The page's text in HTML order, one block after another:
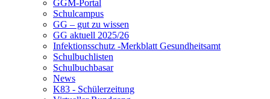
GGM-Portal
Schulcampus
GG – gut zu wissen
GG aktuell 2025/26
Infektionsschutz -Merkblatt Gesundheitsamt
Schulbuchlisten
Schulbuchbasar
News
K83 - Schülerzeitung